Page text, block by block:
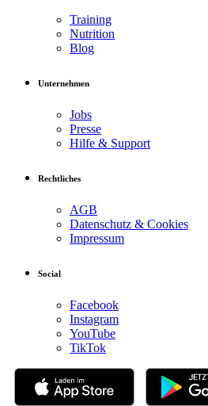
Training
Nutrition
Blog
Unternehmen
Jobs
Presse
Hilfe & Support
Rechtliches
AGB
Datenschutz & Cookies
Impressum
Social
Facebook
Instagram
YouTube
TikTok